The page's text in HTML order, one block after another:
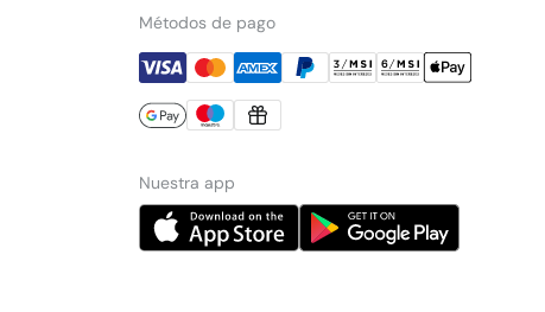
Métodos de pago
Nuestra app